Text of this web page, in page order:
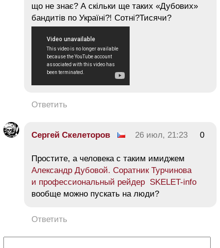
що не знає? А скільки ще таких «Дубових»
бандитів по Україні?! Сотні?Тисячи?
Ответить
Сергей Скелеторов 26 июл, 21:23 0
Простите, а человека с таким имиджем
Александр Дубовой. Соратник Турчинова
и профессиональный рейдер SKELET-info
вообще можно пускать на люди?
Ответить